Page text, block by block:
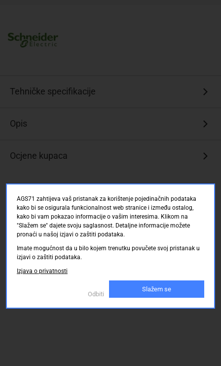
Tehničke specifikacije
Opis
Ocjene kupaca
AGS71 zahtijeva vaš pristanak za korištenje pojedinačnih podataka
kako bi se osigurala funkcionalnost web stranice i između ostalog,
kako bi vam pokazao informacije o vašim interesima. Klikom na
"Slažem se" dajete svoju saglasnost. Detaljne informacije možete
pronaći u našoj izjavi o zaštiti podataka.
Imate mogućnost da u bilo kojem trenutku povučete svoj pristanak u
izjavi o zaštiti podataka.
Izjava o privatnosti
Odbiti
Slažem se